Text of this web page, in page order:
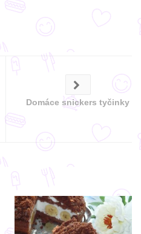
Domáce snickers tyčinky